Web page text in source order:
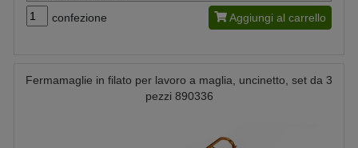
confezione Aggiungi al carrello
Fermamaglie in filato per lavoro a maglia, uncinetto, set da 3
pezzi 890336